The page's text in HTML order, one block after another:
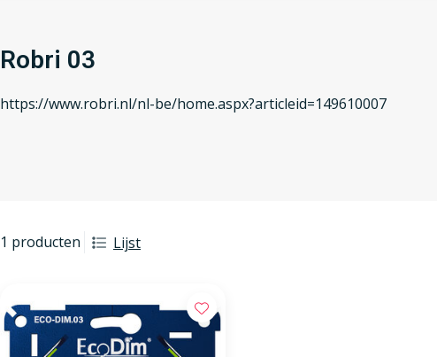
Robri 03
https://www.robri.nl/nl-be/home.aspx?articleid=149610007
1 producten Lijst